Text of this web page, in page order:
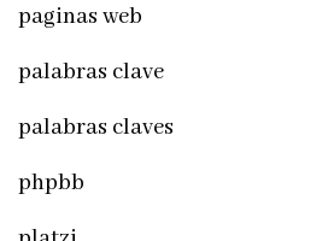
paginas web
palabras clave
palabras claves
phpbb